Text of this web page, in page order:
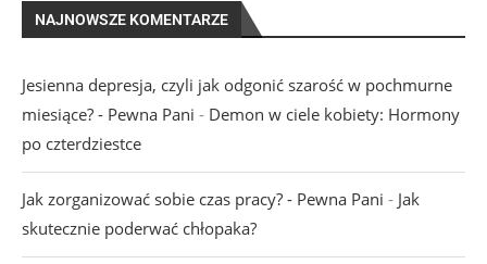
NAJNOWSZE KOMENTARZE
Jesienna depresja, czyli jak odgonić szarość w pochmurne
miesiące? - Pewna Pani - Demon w ciele kobiety: Hormony
po czterdziestce
Jak zorganizować sobie czas pracy? - Pewna Pani - Jak
skutecznie poderwać chłopaka?